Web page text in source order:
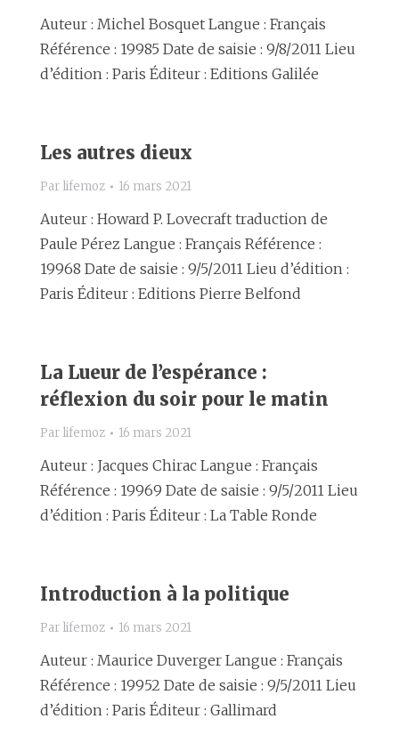
Auteur : Michel Bosquet Langue : Français
Référence : 19985 Date de saisie : 9/8/2011 Lieu
d’édition : Paris Éditeur : Editions Galilée
Les autres dieux
Par lifemoz 16 mars 2021
Auteur : Howard P. Lovecraft traduction de
Paule Pérez Langue : Français Référence :
19968 Date de saisie : 9/5/2011 Lieu d’édition :
Paris Éditeur : Editions Pierre Belfond
La Lueur de l’espérance :
réflexion du soir pour le matin
Par lifemoz 16 mars 2021
Auteur : Jacques Chirac Langue : Français
Référence : 19969 Date de saisie : 9/5/2011 Lieu
d’édition : Paris Éditeur : La Table Ronde
Introduction à la politique
Par lifemoz 16 mars 2021
Auteur : Maurice Duverger Langue : Français
Référence : 19952 Date de saisie : 9/5/2011 Lieu
d’édition : Paris Éditeur : Gallimard